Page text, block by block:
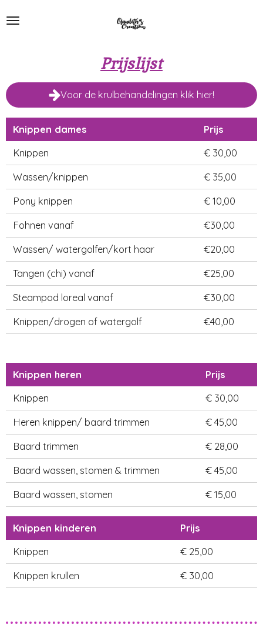
direct
Prijslijst
Voor de krulbehandelingen klik hier!
Knippen dames
Prijs
Knippen
€ 30,00
Wassen/knippen € 35,00
Pony knippen € 10,00
Fohnen vanaf €30,00
Wassen/ watergolfen/kort haar €20,00
Tangen (chi) vanaf €25,00
Steampod loreal vanaf €30,00
Knippen/drogen of watergolf €40,00
Knippen heren
Prijs
Knippen
€ 30,00
Heren knippen/ baard trimmen € 45,00
Baard trimmen € 28,00
Baard wassen, stomen & trimmen € 45,00
Baard wassen, stomen € 15,00
Knippen kinderen
Prijs
Knippen
€ 25,00
Knippen krullen € 30,00